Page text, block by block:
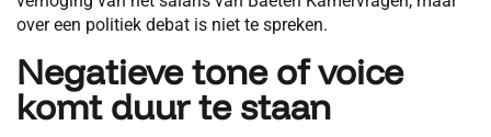
over een politiek debat is niet te spreken.
Negatieve tone of voice
komt duur te staan